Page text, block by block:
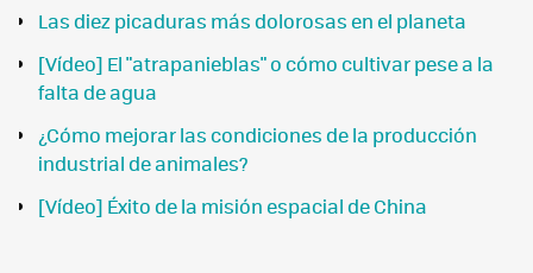
Las diez picaduras más dolorosas en el planeta
[Vídeo] El "atrapanieblas" o cómo cultivar pese a la
falta de agua
¿Cómo mejorar las condiciones de la producción
industrial de animales?
[Vídeo] Éxito de la misión espacial de China